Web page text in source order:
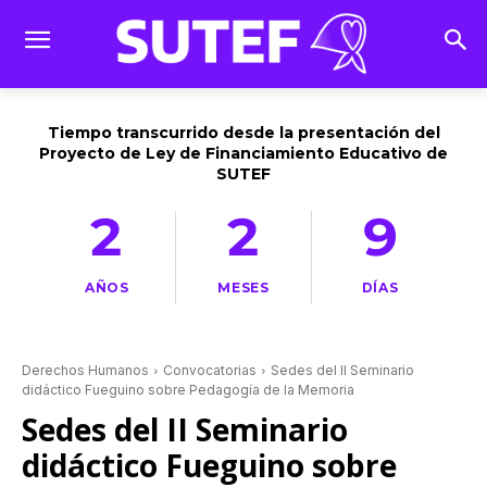
Tiempo transcurrido desde la presentación del
Proyecto de Ley de Financiamiento Educativo de
SUTEF
2
AÑOS
2
MESES
9
DÍAS
Derechos Humanos Convocatorias
Sedes del II Seminario
didáctico Fueguino sobre Pedagogía de la Memoria
Sedes del II Seminario
didáctico Fueguino sobre